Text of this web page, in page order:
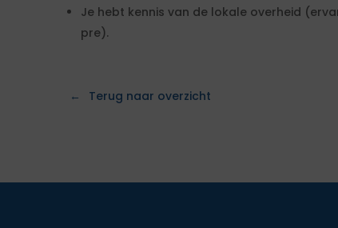
Je hebt kennis van de lokale overheid
pre).
Terug naar overzicht